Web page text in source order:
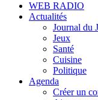
WEB RADIO
Actualités
Journal du
Jeux
Santé
Cuisine
Politique
Agenda
Créer un